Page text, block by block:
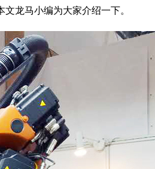
龙马小编为大家介绍一下。